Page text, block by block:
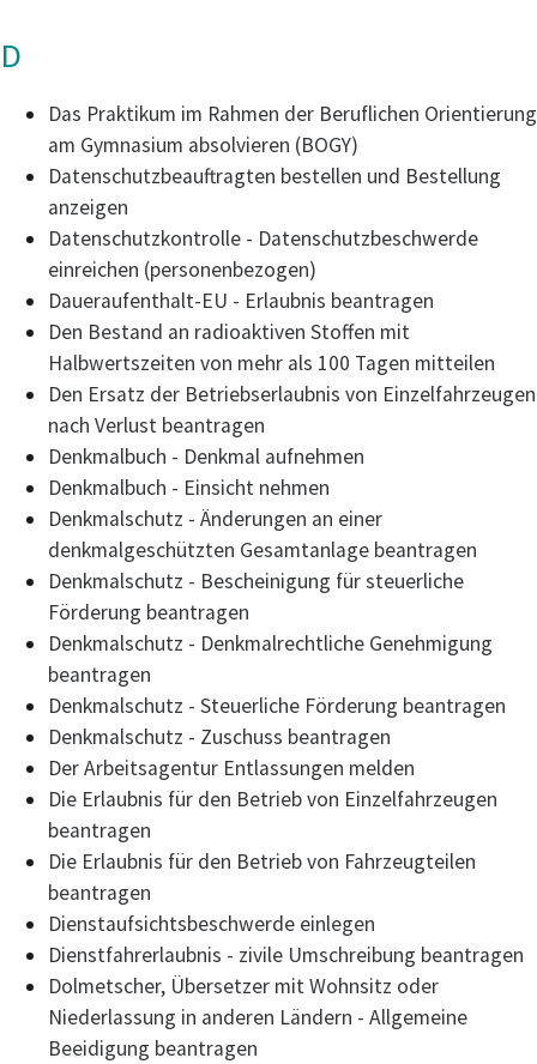
D
Das Praktikum im Rahmen der Beruflichen Orientierung
am Gymnasium absolvieren (BOGY)
Datenschutzbeauftragten bestellen und Bestellung
anzeigen
Datenschutzkontrolle - Datenschutzbeschwerde
einreichen (personenbezogen)
Daueraufenthalt-EU - Erlaubnis beantragen
Den Bestand an radioaktiven Stoffen mit
Halbwertszeiten von mehr als 100 Tagen mitteilen
Den Ersatz der Betriebserlaubnis von Einzelfahrzeugen
nach Verlust beantragen
Denkmalbuch - Denkmal aufnehmen
Denkmalbuch - Einsicht nehmen
Denkmalschutz - Änderungen an einer
denkmalgeschützten Gesamtanlage beantragen
Denkmalschutz - Bescheinigung für steuerliche
Förderung beantragen
Denkmalschutz - Denkmalrechtliche Genehmigung
beantragen
Denkmalschutz - Steuerliche Förderung beantragen
Denkmalschutz - Zuschuss beantragen
Der Arbeitsagentur Entlassungen melden
Die Erlaubnis für den Betrieb von Einzelfahrzeugen
beantragen
Die Erlaubnis für den Betrieb von Fahrzeugteilen
beantragen
Dienstaufsichtsbeschwerde einlegen
Dienstfahrerlaubnis - zivile Umschreibung beantragen
Dolmetscher, Übersetzer mit Wohnsitz oder
Niederlassung in anderen Ländern - Allgemeine
Beeidigung beantragen